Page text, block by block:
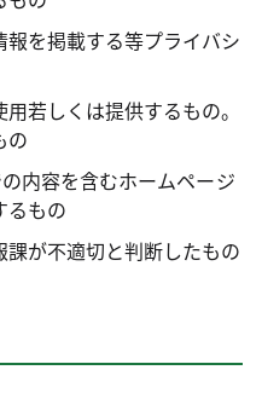
を掲載する等プライバシ
若しくは提供するもの。
の
内容を含むホームページ
るもの
が不適切と判断したもの